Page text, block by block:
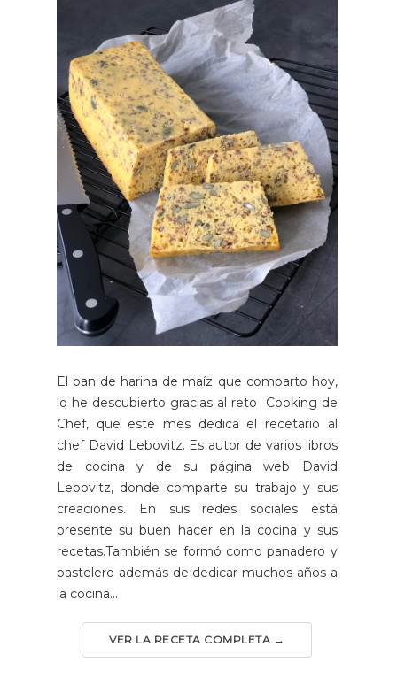
El pan de harina de maíz que comparto hoy,
lo he descubierto gracias al reto Cooking de
Chef, que este mes dedica el recetario al
chef David Lebovitz. Es autor de varios libros
de cocina y de su página web David
Lebovitz, donde comparte su trabajo y sus
creaciones. En sus redes sociales está
presente su buen hacer en la cocina y sus
recetas.También se formó como panadero y
pastelero además de dedicar muchos años a
la cocina...
VER LA RECETA COMPLETA →